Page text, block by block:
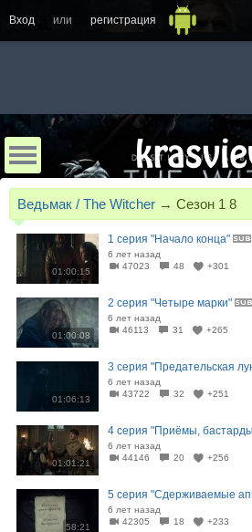
Вход или регистрация
Ведьмак / The Witcher → Сезон 1 8
01:00:15
1 серия "Начало конца"
6 лет назад
47023
48 +301
01:00:08
2 серия "Четыре марки"
6 лет назад
46113
31 +265
01:06:13
3 серия "Предательская
6 лет назад
43722
32 +251
01:01:21
4 серия "Приёмы,
6 лет назад
44146
20 +256
58:21
5 серия "Сдерживаемые
6 лет назад
42305
18 +233